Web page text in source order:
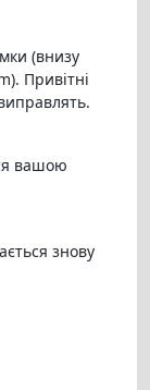
(внизу
Привітні
вашою
знову